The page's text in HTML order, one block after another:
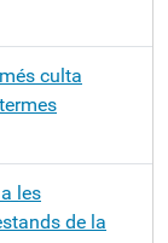
culta
les
de la